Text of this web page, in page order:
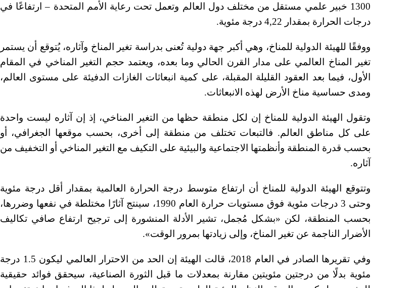
1300 خبير علمي مستقل من مختلف دول العالم وتعمل تحت رعاية الأمم المتحدة – ارتفاعًا في
درجات الحرارة بمقدار 4,22 درجة مئوية.
ووفقًا للهيئة الدولية للمناخ، وهي أكبر جهة دولية تُعنى بدراسة تغير المناخ وآثاره، يُتوقع أن يستمر
تغير المناخ العالمي على مدار القرن الحالي وما بعده، ويعتمد حجم التغير المناخي في المقام
الأول، فيما بعد العقود القليلة المقبلة، على كمية انبعاثات الغازات الدفيئة على مستوى العالم،
ومدى حساسية مناخ الأرض لهذه الانبعاثات.
وتقول الهيئة الدولية للمناخ إن لكل منطقة حظها من التغير المناخي، إذ إن آثاره ليست واحدة
على كل مناطق العالم. فالتبعات تختلف من منطقة إلى أخرى، بحسب موقعها الجغرافي، أو
بحسب قدرة المنطقة وأنظمتها الاجتماعية والبيئية على التكيف مع التغير المناخي أو التخفيف من
آثاره.
وتتوقع الهيئة الدولية للمناخ أن ارتفاع متوسط درجة الحرارة العالمية بمقدار أقل درجة مئوية
وحتى 3 درجات مئوية فوق مستويات حرارة العام 1990، سينتج آثارًا مختلطة في نفعها وضررها،
بحسب المنطقة، لكن «بشكل مُجمل، تشير الأدلة المنشورة إلى ترجيح ارتفاع صافي تكاليف
الأضرار الناجمة عن تغير المناخ، وإلى زيادتها بمرور الوقت».
وفي تقريرها الصادر في العام 2018، قالت الهيئة إن الحد من الاحترار العالمي ليكون 1.5 درجة
مئوية بدلًا من درجتين مئويتين مقارنة بمعدلات ما قبل الثورة الصناعية، سيحقق فوائد حقيقية